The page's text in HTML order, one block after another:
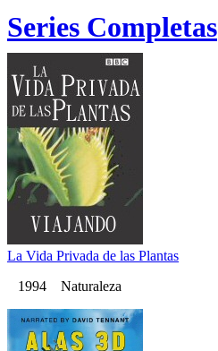
Series Completas
La Vida Privada de las Plantas
1994 Naturaleza